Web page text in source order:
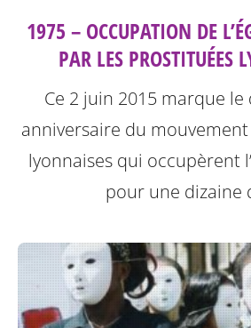
1975 – OCCUPATION DE
PAR LES PROSTITUÉES
Ce 2 juin 2015 marque
anniversaire du
lyonnaises qui occupèrent
pour une dizaine